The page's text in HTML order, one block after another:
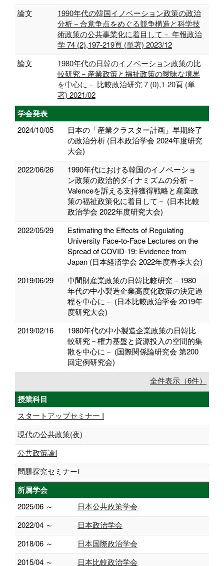
論文
1990年代の韓国イノベーション政策の政治
分析－合意争点をめぐる競争構造と科学技
術政策の公共事業化に着目して－ 年報政治
学 74 (2),197-219頁 (単著) 2023/12
論文
1980年代の日韓のイノベーション政策の比
較研究－産業政策と福祉政策の曖昧な境界
を中心に－ 比較政治研究 7 (0),1-20頁 (単
著) 2021/02
学会発表
2024/10/05
日本の「産業クラスター計画」早期終了
の政治分析 (日本政治学会 2024年度研究
大会)
2022/06/26
1990年代における韓国のイノベーショ
ン政策の政治的ダイナミズムの分析－
Valenceを訴える支持獲得戦略と産業政
策の福祉政策化に着目して－ (日本比較
政治学会 2022年度研究大会)
2022/05/29
Estimating the Effects of Regulating
University Face-to-Face Lectures on the
Spread of COVID-19: Evidence from
Japan (日本経済学会 2022年度春季大会)
2019/06/29
中間財産業政策の日韓比較研究－1980
年代の中小製造企業高度化政策の決定過
程を中心に－ (日本比較政治学会 2019年
度研究大会)
2019/02/16
1980年代の中小製造企業政策の日韓比
較研究－権力基盤と資源投入の空間的集
散を中心に－ (国際関係論研究会 第200
回定例研究会)
全件表示（6件）
授業科目
スタートアップセミナー I
現代の公共政策(夜)
公共政策論Ⅰ
問題探究セミナーⅠ
所属学会
2025/06 ～
日本公共政策学会
2022/04 ～
日本政治学会
2018/06 ～
日本国際政治学会
2015/04 ～
日本比較政治学会